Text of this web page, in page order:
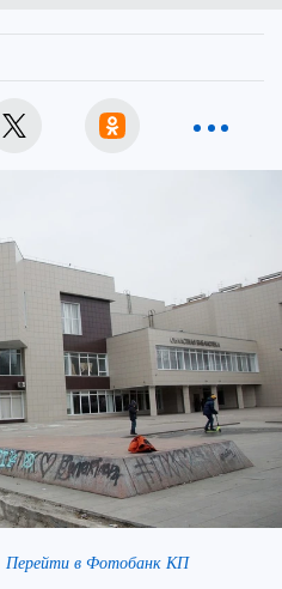
Перейти в Фотобанк КП